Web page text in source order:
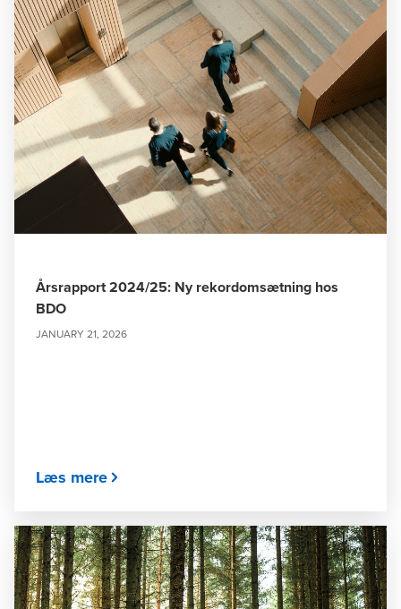
Årsrapport 2024/25: Ny rekordomsætning hos
BDO
JANUARY 21, 2026
Læs mere